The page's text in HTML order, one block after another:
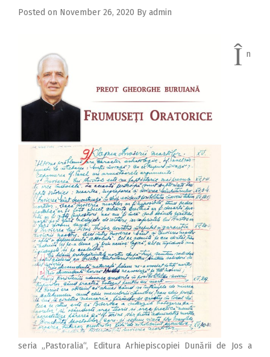
Posted on November 26, 2020 By admin
Î n
seria „Pastoralia“, Editura Arhiepiscopiei Dunării de Jos a